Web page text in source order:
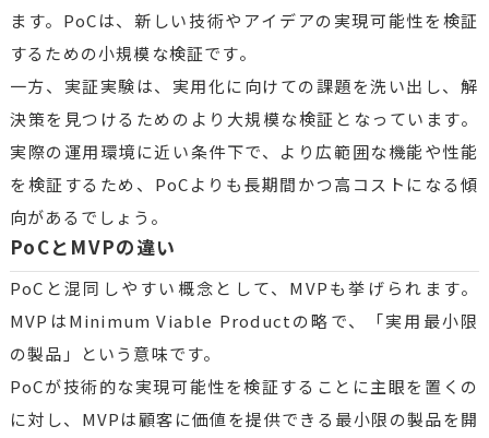
ます。PoCは、新しい技術やアイデアの実現可能性を検証
するための小規模な検証です。
一方、実証実験は、実用化に向けての課題を洗い出し、解
決策を見つけるためのより大規模な検証となっています。
実際の運用環境に近い条件下で、より広範囲な機能や性能
を検証するため、PoCよりも長期間かつ高コストになる傾
向があるでしょう。
PoCとMVPの違い
PoCと混同しやすい概念として、MVPも挙げられます。
MVPはMinimum Viable Productの略で、「実用最小限
の製品」という意味です。
PoCが技術的な実現可能性を検証することに主眼を置くの
に対し、MVPは顧客に価値を提供できる最小限の製品を開